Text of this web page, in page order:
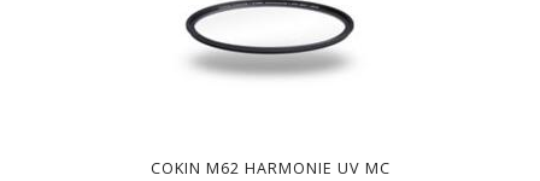
COKIN M62 HARMONIE UV MC